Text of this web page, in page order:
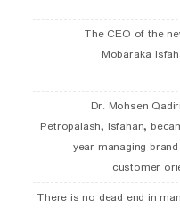
The CEO of the
Mobaraka
Dr. Mohsen
Petropalash, Isfahan,
year managing
customer
There is no dead end in